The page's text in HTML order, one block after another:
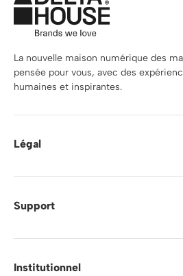
La nouvelle maison numérique des
pensée pour vous, avec des
humaines et inspirantes.
Légal
Support
Institutionnel